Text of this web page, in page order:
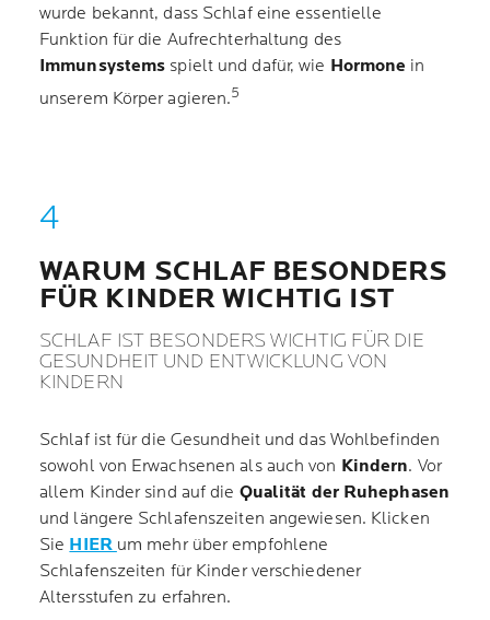
wurde bekannt, dass Schlaf eine essentielle
Funktion für die Aufrechterhaltung des
Immunsystems spielt und dafür, wie Hormone in
unserem Körper agieren.5
WARUM SCHLAF BESONDERS
FÜR KINDER WICHTIG IST
SCHLAF IST BESONDERS WICHTIG FÜR DIE
GESUNDHEIT UND ENTWICKLUNG VON
KINDERN
Schlaf ist für die Gesundheit und das Wohlbefinden
sowohl von Erwachsenen als auch von Kindern. Vor
allem Kinder sind auf die Qualität der Ruhephasen
und längere Schlafenszeiten angewiesen. Klicken
Sie HIER um mehr über empfohlene
Schlafenszeiten für Kinder verschiedener
Altersstufen zu erfahren.